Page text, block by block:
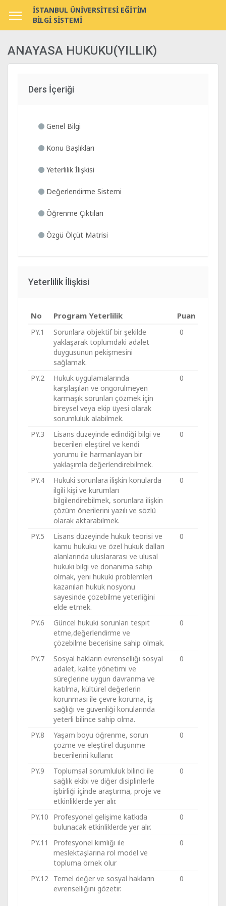
İSTANBUL ÜNİVERSİTESİ EĞİTİM
BİLGİ SİSTEMİ
ANAYASA HUKUKU(YILLIK)
Ders İçeriği
Genel Bilgi
Konu Başlıkları
Yeterlilik İlişkisi
Değerlendirme Sistemi
Öğrenme Çıktıları
Özgü Ölçüt Matrisi
Yeterlilik İlişkisi
No Program Yeterlilik Puan
PY.1
Sorunlara objektif bir şekilde
yaklaşarak toplumdaki adalet
duygusunun pekişmesini
sağlamak.
0
PY.2
Hukuk uygulamalarında
karşılaşılan ve öngörülmeyen
karmaşık sorunları çözmek için
bireysel veya ekip üyesi olarak
sorumluluk alabilmek.
0
PY.3
Lisans düzeyinde edindiği bilgi ve
becerileri eleştirel ve kendi
yorumu ile harmanlayan bir
yaklaşımla değerlendirebilmek.
0
PY.4
Hukuki sorunlara ilişkin konularda
ilgili kişi ve kurumları
bilgilendirebilmek, sorunlara ilişkin
çözüm önerilerini yazılı ve sözlü
olarak aktarabilmek.
0
PY.5
Lisans düzeyinde hukuk teorisi ve
kamu hukuku ve özel hukuk dalları
alanlarında uluslararası ve ulusal
hukuki bilgi ve donanıma sahip
olmak, yeni hukuki problemleri
kazanılan hukuk nosyonu
sayesinde çözebilme yeterliğini
elde etmek.
0
PY.6
Güncel hukuki sorunları tespit
etme,değerlendirme ve
çözebilme becerisine sahip olmak.
0
PY.7
Sosyal hakların evrenselliği sosyal
adalet, kalite yönetimi ve
süreçlerine uygun davranma ve
katılma, kültürel değerlerin
korunması ile çevre koruma, iş
sağlığı ve güvenliği konularında
yeterli bilince sahip olma.
0
PY.8
Yaşam boyu öğrenme, sorun
çözme ve eleştirel düşünme
becerilerini kullanır.
0
PY.9
Toplumsal sorumluluk bilinci ile
sağlık ekibi ve diğer disiplinlerle
işbirliği içinde araştırma, proje ve
etkinliklerde yer alır.
0
PY.10
Profesyonel gelişime katkıda
bulunacak etkinliklerde yer alır.
0
PY.11
Profesyonel kimliği ile
meslektaşlarına rol model ve
topluma örnek olur
0
PY.12 Temel değer ve sosyal hakların
evrenselliğini gözetir.
0